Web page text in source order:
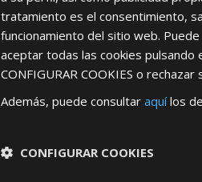
tratamiento es el consentimiento,
funcionamiento del sitio web.
aceptar todas las cookies pulsando
CONFIGURAR COOKIES o rechazar
Además, puede consultar aquílos
CONFIGURAR COOKIES